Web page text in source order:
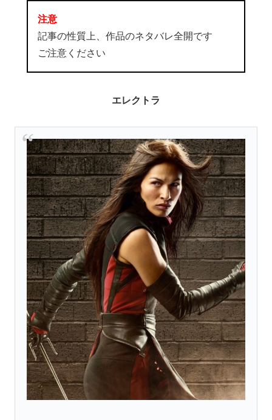
注意
記事の性質上、作品のネタバレ全開です
ご注意ください
エレクトラ